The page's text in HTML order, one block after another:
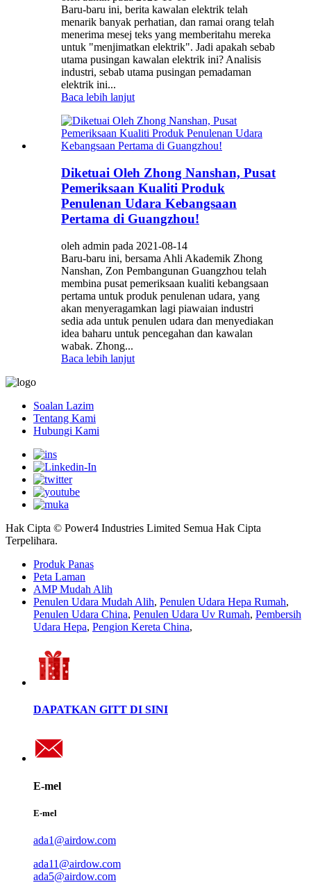
Baru-baru ini, berita kawalan elektrik telah
menarik banyak perhatian, dan ramai orang telah
menerima mesej teks yang memberitahu mereka
untuk "menjimatkan elektrik". Jadi apakah sebab
utama pusingan kawalan elektrik ini? Analisis
industri, sebab utama pusingan pemadaman
elektrik ini...
Baca lebih lanjut
Diketuai Oleh Zhong Nanshan, Pusat
Pemeriksaan Kualiti Produk
Penulenan Udara Kebangsaan
Pertama di Guangzhou!
oleh admin pada 2021-08-14
Baru-baru ini, bersama Ahli Akademik Zhong
Nanshan, Zon Pembangunan Guangzhou telah
membina pusat pemeriksaan kualiti kebangsaan
pertama untuk produk penulenan udara, yang
akan menyeragamkan lagi piawaian industri
sedia ada untuk penulen udara dan menyediakan
idea baharu untuk pencegahan dan kawalan
wabak. Zhong...
Baca lebih lanjut
Soalan Lazim
Tentang Kami
Hubungi Kami
Hak Cipta © Power4 Industries Limited Semua Hak Cipta
Terpelihara.
Produk Panas
Peta Laman
AMP Mudah Alih
Penulen Udara Mudah Alih, Penulen Udara Hepa Rumah,
Penulen Udara China, Penulen Udara Uv Rumah, Pembersih
Udara Hepa, Pengion Kereta China,
DAPATKAN GITT DI SINI
E-mel
E-mel
ada1@airdow.com
ada11@airdow.com
ada5@airdow.com